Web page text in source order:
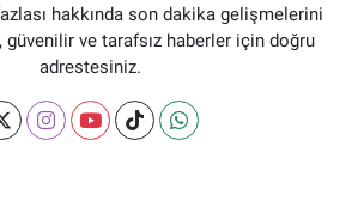
hakkında son dakika gelişmelerini
güvenilir ve tarafsız haberler için doğru
adrestesiniz.